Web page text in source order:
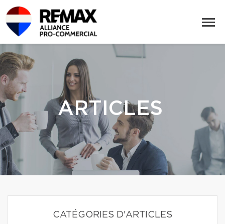
ARTICLES
CATÉGORIES D'ARTICLES